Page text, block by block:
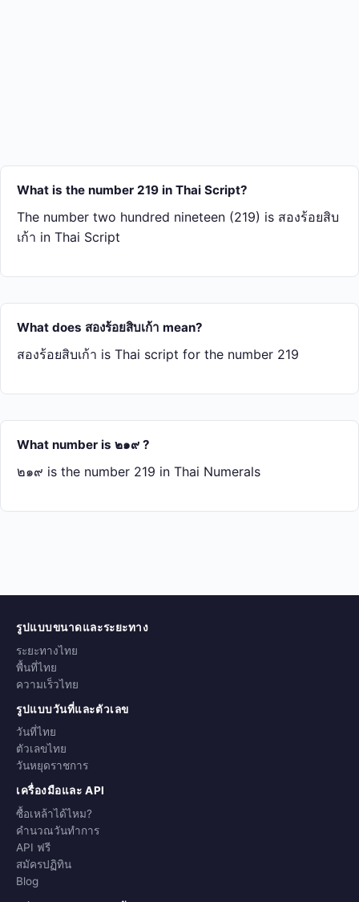
What is the number 219 in Thai Script?
The number two hundred nineteen (219) is สอง​ร้อย​สิบ​
เก้า in Thai Script
What does สอง​ร้อย​สิบ​เก้า mean?
สอง​ร้อย​สิบ​เก้า is Thai script for the number 219
What number is ๒๑๙ ?
๒๑๙ is the number 219 in Thai Numerals
รูปแบบขนาดและระยะทาง
ระยะทางไทย
พื้นที่ไทย
ความเร็วไทย
รูปแบบวันที่และตัวเลข
วันที่ไทย
ตัวเลขไทย
วันหยุดราชการ
เครื่องมือและ API
ซื้อเหล้าได้ไหม?
คำนวณวันทำการ
API ฟรี
สมัครปฏิทิน
Blog